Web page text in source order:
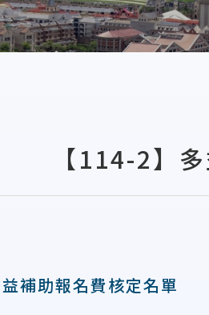
【114-2】
補助報名費核定名單